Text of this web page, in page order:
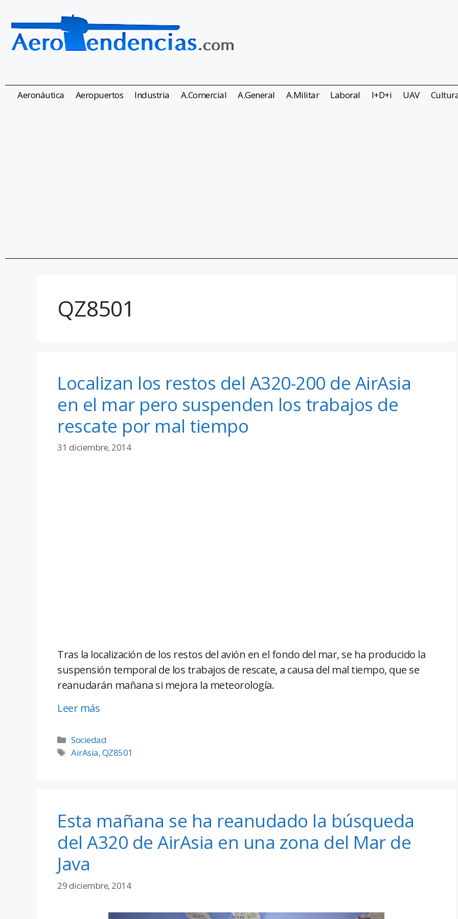
Aeronáutica Aeropuertos Industria A.Comercial A.General A.Militar Laboral I+D+i UAV
QZ8501
Localizan los restos del A320-200 de AirAsia
en el mar pero suspenden los trabajos de
rescate por mal tiempo
31 diciembre, 2014
Tras la localización de los restos del avión en el fondo del mar, se ha producido la
suspensión temporal de los trabajos de rescate, a causa del mal tiempo, que se
reanudarán mañana si mejora la meteorología.
Leer más
Sociedad
AirAsia,QZ8501
Esta mañana se ha reanudado la búsqueda
del A320 de AirAsia en una zona del Mar de
Java
29 diciembre, 2014